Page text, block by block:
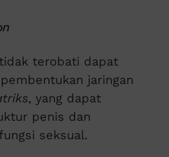
terobati dapat
jaringan
, yang dapat
penis dan
seksual.